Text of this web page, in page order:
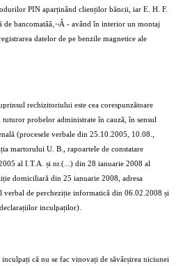
PIN aparținând clienților băncii, iar E. H. F.
bancomatââ‚¬Â - având în interior un montaj
datelor de pe benzile magnetice ale
rechizitoriului este cea corespunzătoare
probelor administrate în cauză, în sensul
(procesele verbale din 25.10.2005, 10.08.,
martorului U. B., rapoartele de constatare
al I.T.A. și nr.(...) din 28 ianuarie 2008 al
domiciliară din 25 ianuarie 2008, adresa
verbal de percheziție informatică din 06.02.2008 și
inculpaților).
că nu se fac vinovați de săvârșirea niciunei